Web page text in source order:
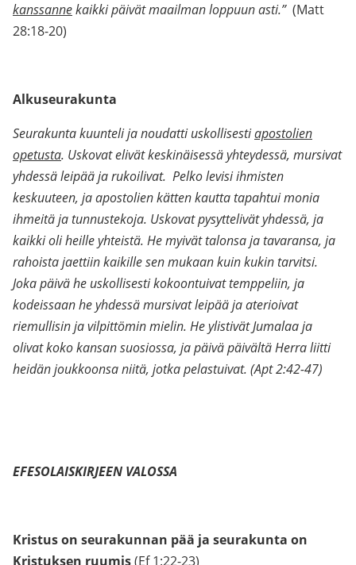
kanssannekaikki päivät maailman loppuun asti.”(Matt
28:18-20)
Alkuseurakunta
Seurakunta kuunteli ja noudatti uskollisestiapostolien
opetusta. Uskovat elivät keskinäisessä yhteydessä, mursivat
yhdessä leipää ja rukoilivat. Pelko levisi ihmisten
keskuuteen, ja apostolien kätten kautta tapahtui monia
ihmeitä ja tunnustekoja. Uskovat pysyttelivät yhdessä, ja
kaikki oli heille yhteistä. He myivät talonsa ja tavaransa, ja
rahoista jaettiin kaikille sen mukaan kuin kukin tarvitsi.
Joka päivä he uskollisesti kokoontuivat temppeliin, ja
kodeissaan he yhdessä mursivat leipää ja aterioivat
riemullisin ja vilpittömin mielin. He ylistivät Jumalaa ja
olivat koko kansan suosiossa, ja päivä päivältä Herra liitti
heidän joukkoonsa niitä, jotka pelastuivat. (Apt 2:42-47)
EFESOLAISKIRJEEN VALOSSA
Kristus on seurakunnan pää ja seurakunta on
Kristuksen ruumis(Ef 1:22-23)